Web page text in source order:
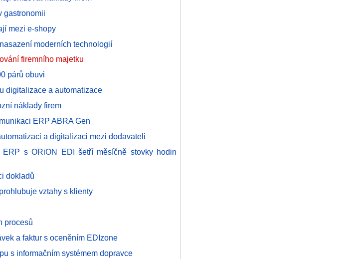
gastronomii
mezi e-shopy
moderních technologií
firemního majetku
párů obuvi
digitalizace a automatizace
náklady firem
ERP ABRA Gen
a digitalizaci mezi dodavateli
ERP s ORiON EDI šetří měsíčně stovky hodin
dokladů
vztahy s klienty
procesů
a faktur s oceněním EDIzone
s informačním systémem dopravce